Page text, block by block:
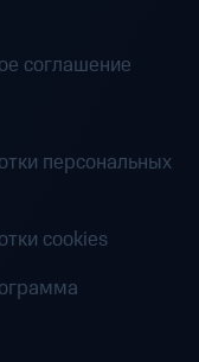
соглашение
персональных
cookies